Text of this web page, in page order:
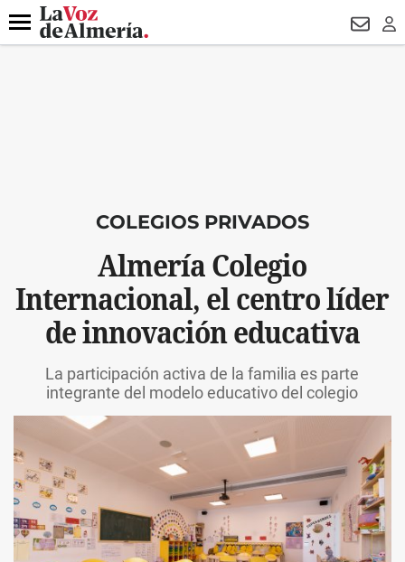
DESTACADO
Menú
COLEGIOS PRIVADOS
Almería Colegio
Internacional, el centro líder
de innovación educativa
La participación activa de la familia es parte
integrante del modelo educativo del colegio